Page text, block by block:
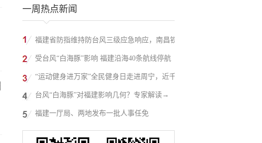
国县域发展潜力百强县”
一周热点新闻
福建省防指维持防台风三级应急响应，南昌铁
路停运部分旅客列车→
受台风“白海豚”影响 福建沿海40条航线停航
“运动健身进万家”全民健身日走进周宁，近千
人徒步云端
台风“白海豚”对福建影响几何？专家解读→
福建一厅局、两地发布一批人事任免